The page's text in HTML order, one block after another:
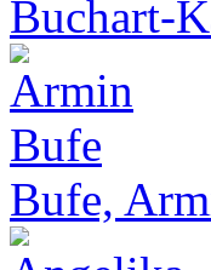
Buchart-
Bufe,